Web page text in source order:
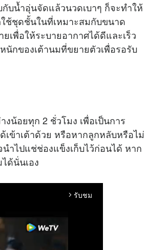
บน้ำอุ่นจัดแล้วนวดเบาๆ ก็จะทำให้
ช้ชุดชั้นในที่เหมาะสมกับขนาด
เพื่อให้ระบายอากาศได้ดีและเร็ว
นักของเต้านมที่ขยายตัวเพื่อรอรับ
น้อยทุก 2 ชั่วโมง เพื่อเป็นการ
เข้าเต้าด้วย หรือหากลูกหลับหรือไม่
ไปแช่ช่องแข็งเก็บไว้ก่อนได้ หาก
ด้นั่นเอง
arrow_forward_ios รับชม